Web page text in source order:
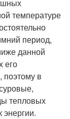
температуре
период,
данной
его
поэтому в
тепловых
энергии.